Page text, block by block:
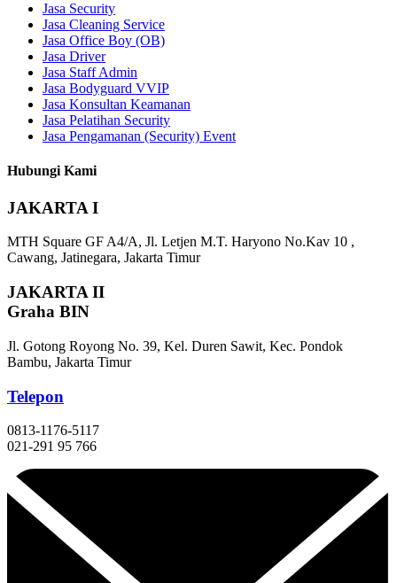
Jasa Security
Jasa Cleaning Service
Jasa Office Boy (OB)
Jasa Driver
Jasa Staff Admin
Jasa Bodyguard VVIP
Jasa Konsultan Keamanan
Jasa Pelatihan Security
Jasa Pengamanan (Security) Event
Hubungi Kami
JAKARTA I
MTH Square GF A4/A, Jl. Letjen M.T. Haryono No.Kav 10 ,
Cawang, Jatinegara, Jakarta Timur
JAKARTA II
Graha BIN
Jl. Gotong Royong No. 39, Kel. Duren Sawit, Kec. Pondok
Bambu, Jakarta Timur
Telepon
0813-1176-5117
021-291 95 766